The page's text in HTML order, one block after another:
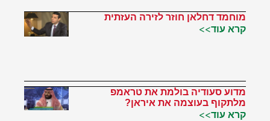
מוחמד דחלאן חוזר לזירה העזתית
קרא עוד>>
מדוע סעודיה בולמת את טראמפ
מלתקוף בעוצמה את איראן?
קרא עוד>>